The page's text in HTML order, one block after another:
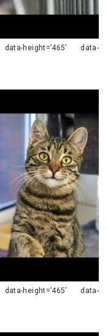
height=’465′ data-
height=’465′ data-